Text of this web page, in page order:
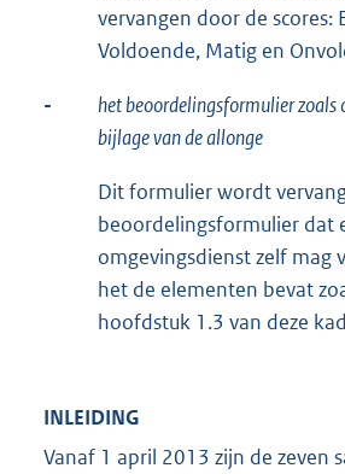
vervangen door de scores:
Voldoende, Matig en
-
het beoordelingsformulier zoals
bijlage van de allonge
Dit formulier wordt
beoordelingsformulier dat
omgevingsdienst zelf mag
het de elementen bevat
hoofdstuk 1.3 van deze
INLEIDING
Vanaf 1 april 2013 zijn de zeven